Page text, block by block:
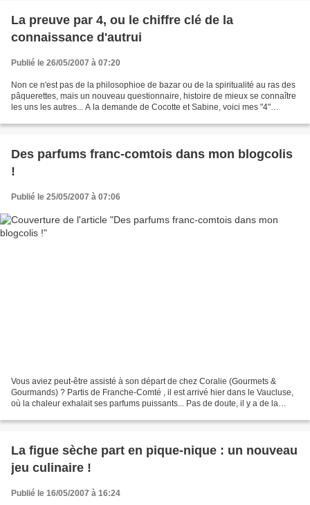
La preuve par 4, ou le chiffre clé de la
connaissance d'autrui
Publié le 26/05/2007 à 07:20
Non ce n'est pas de la philosophioe de bazar ou de la spiritualité au ras des
pâquerettes, mais un nouveau questionnaire, histoire de mieux se connaître
les uns les autres... A la demande de Cocotte et Sabine, voici mes "4"
Des parfums franc-comtois dans mon blogcolis
!
Publié le 25/05/2007 à 07:06
Vous aviez peut-être assisté à son départ de chez Coralie (Gourmets &
Gourmands) ? Partis de Franche-Comté , il est arrivé hier dans le Vaucluse,
où la chaleur exhalait ses parfums puissants... Pas de doute, il y a de la
La figue sèche part en pique-nique : un nouveau
jeu culinaire !
Publié le 16/05/2007 à 16:24